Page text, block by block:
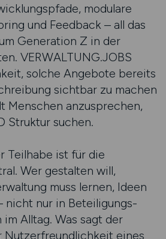
modulare
und Feedback – all das
Generation Z in der
VERWALTUNG.JOBS
solche Angebote bereits
sichtbar zu machen
Menschen anzusprechen,
Struktur suchen.
Teilhabe ist für die
Wer gestalten will,
muss lernen, Ideen
nicht nur in Beteiligungs­
Alltag. Was sagt der
Nutzerfreundlichkeit eines